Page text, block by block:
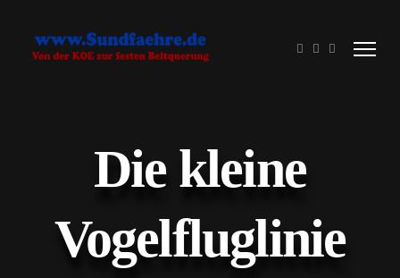
Die kleine
Vogelfluglinie